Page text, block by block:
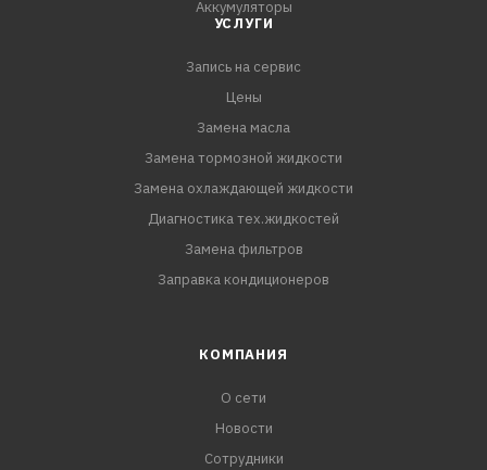
Аккумуляторы
УСЛУГИ
Запись на сервис
Цены
Замена масла
Замена тормозной жидкости
Замена охлаждающей жидкости
Диагностика тех.жидкостей
Замена фильтров
Заправка кондиционеров
КОМПАНИЯ
О сети
Новости
Сотрудники